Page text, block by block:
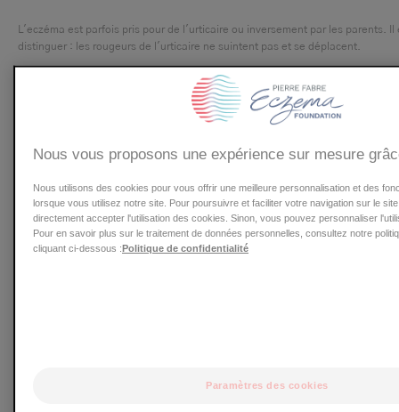
L'eczéma est parfois pris pour de l'urticaire ou inversement par les parents.
distinguer : les rougeurs de l'urticaire ne suintent pas et se déplacent.
“Quel agacement pour le nourrisson lorsque sa
réveils dans la nuit.”
Combien de temps durent les crises
Nous vous proposons une expérience sur mesure
Nous utilisons des cookies pour vous offrir une meilleure personnalisation et des
lorsque vous utilisez notre site. Pour poursuivre et faciliter votre navigation sur le
directement accepter l'utilisation des cookies. Sinon, vous pouvez personnaliser
Pour en savoir plus sur le traitement de données personnelles, consultez notre
cliquant ci-dessous :Politique de confidentialité
Paramètres des cookies